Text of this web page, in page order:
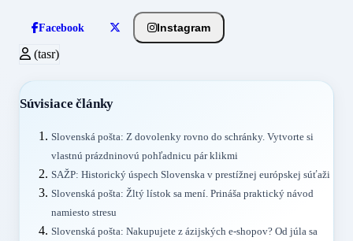
Facebook Instagram
(tasr)
Súvisiace články
Slovenská pošta: Z dovolenky rovno do schránky. Vytvorte si
vlastnú prázdninovú pohľadnicu pár klikmi
SAŽP: Historický úspech Slovenska v prestížnej európskej súťaži
Slovenská pošta: Žltý lístok sa mení. Prináša praktický návod
namiesto stresu
Slovenská pošta: Nakupujete z ázijských e-shopov? Od júla sa